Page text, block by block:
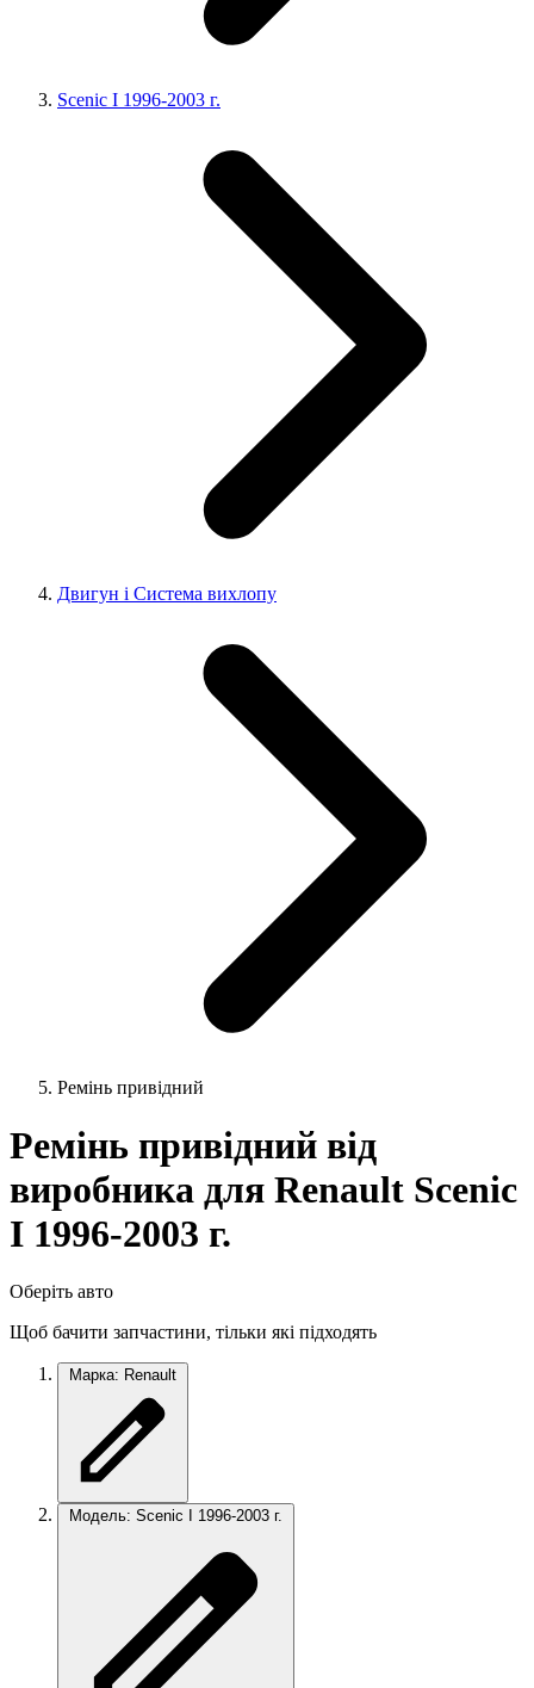
Scenic I 1996-2003 г.
Двигун і Система вихлопу
Ремінь привідний
Ремінь привідний від
виробника для Renault Scenic
I 1996-2003 г.
Оберіть авто
Щоб бачити запчастини, тільки які підходять
Марка: Renault
Модель: Scenic I 1996-2003 г.